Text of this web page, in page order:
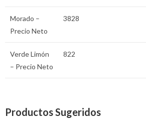
Morado –
Precio Neto
3828
Verde Limón
– Precio Neto
822
Productos Sugeridos